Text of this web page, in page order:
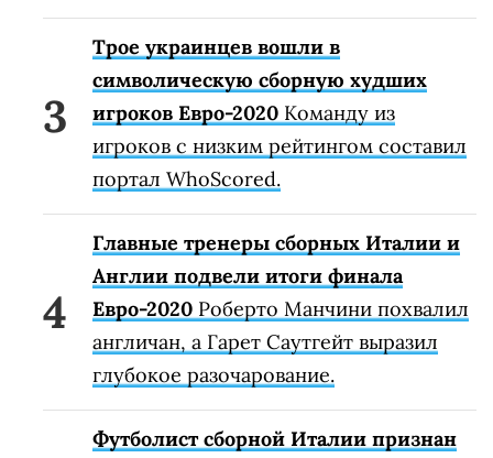
Трое украинцев вошли в
символическую сборную худших
игроков Евро-2020 Команду из
игроков с низким рейтингом составил
портал WhoScored.
Главные тренеры сборных Италии и
Англии подвели итоги финала
Евро-2020 Роберто Манчини похвалил
англичан, а Гарет Саутгейт выразил
глубокое разочарование.
Футболист сборной Италии признан